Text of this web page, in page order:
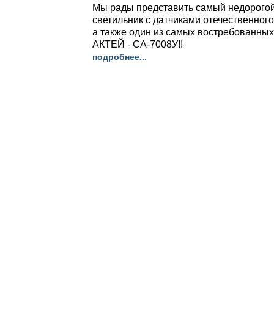
Мы рады представить самый
светильник с датчиками
а также один из самых
АКТЕЙ - СА-7008У!!
подробнее...